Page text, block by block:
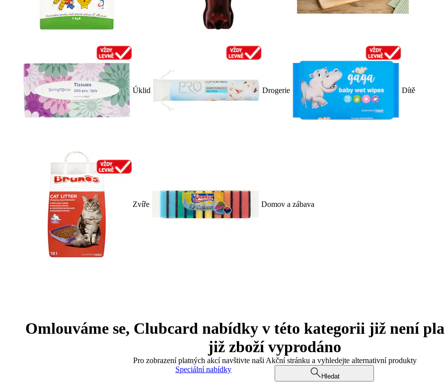
Úklid Drogerie Dítě
Zvíře Domov a zábava
Omlouváme se, Clubcard nabídky v této kategorii již není
již zboží vyprodáno
Pro zobrazení platných akcí navštivte naši Akční stránku a vyhledejte alternativní produkty
Speciální nabídky
Hledat